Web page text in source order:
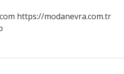
https://modanevra.com.tr